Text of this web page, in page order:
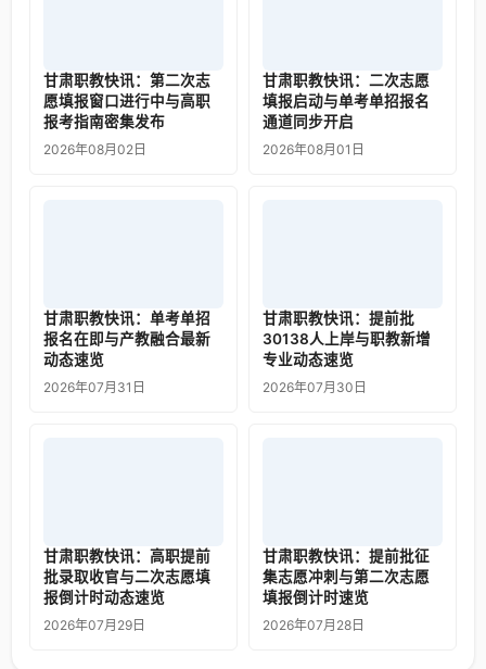
甘肃职教快讯：第二次志
愿填报窗口进行中与高职
报考指南密集发布
2026年08月02日
甘肃职教快讯：二次志愿
填报启动与单考单招报名
通道同步开启
2026年08月01日
甘肃职教快讯：单考单招
报名在即与产教融合最新
动态速览
2026年07月31日
甘肃职教快讯：提前批
30138人上岸与职教新增
专业动态速览
2026年07月30日
甘肃职教快讯：高职提前
批录取收官与二次志愿填
报倒计时动态速览
2026年07月29日
甘肃职教快讯：提前批征
集志愿冲刺与第二次志愿
填报倒计时速览
2026年07月28日